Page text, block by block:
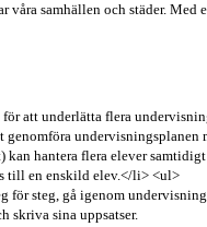
våra samhällen och städer.